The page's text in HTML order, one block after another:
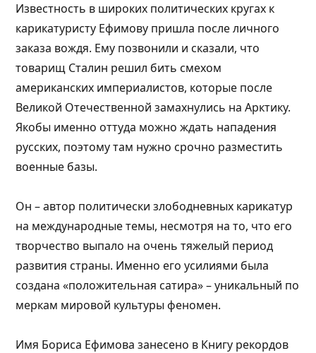
Известность в широких политических кругах к
карикатуристу Ефимову пришла после личного
заказа вождя. Ему позвонили и сказали, что
товарищ Сталин решил бить смехом
американских империалистов, которые после
Великой Отечественной замахнулись на Арктику.
Якобы именно оттуда можно ждать нападения
русских, поэтому там нужно срочно разместить
военные базы.
Он – автор политически злободневных карикатур
на международные темы, несмотря на то, что его
творчество выпало на очень тяжелый период
развития страны. Именно его усилиями была
создана «положительная сатира» – уникальный по
меркам мировой культуры феномен.
Имя Бориса Ефимова занесено в Книгу рекордов